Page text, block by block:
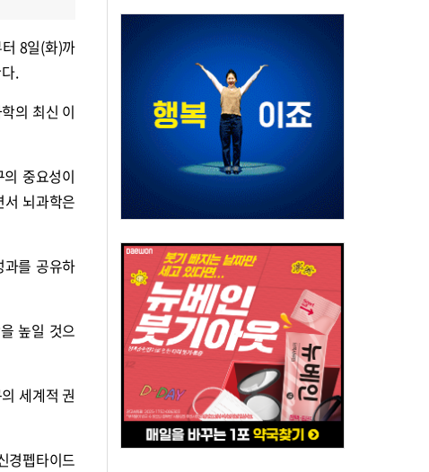
8일(화)까
.
의 최신 이
중요성이
뇌과학은
를 공유하
높일 것으
세계적 권
펩타이드